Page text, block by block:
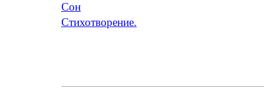
Сон
Стихотворение.